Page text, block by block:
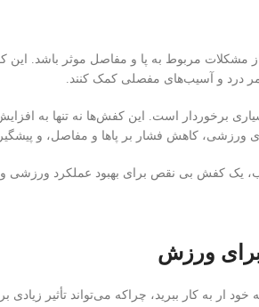
مربوط به پا و مفاصل موثر باشد. این
درد و آسیب‌های مفصلی کمک کنند.
برخوردار است. این کفش‌ها نه تنها به
ورزشی، کاهش فشار بر پاها و مفاصل، و
یک کفش بی نقص برای بهبود عملکرد ورزشی
ورزش
به کار ببرید، چراکه می‌تواند تأثیر